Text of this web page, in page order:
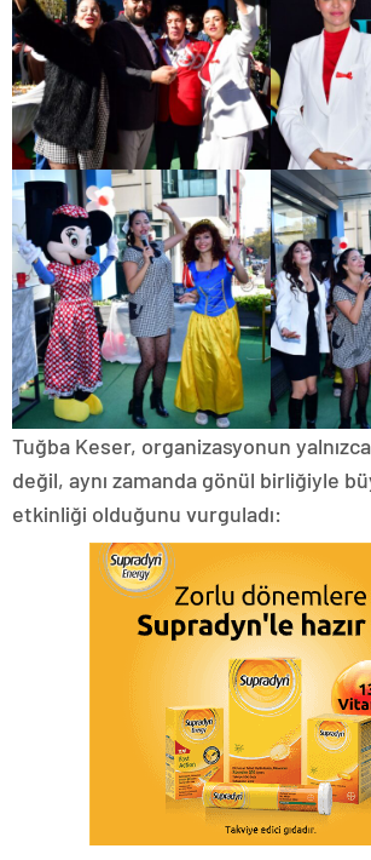
Tuğba Keser, organizasyonun
değil, aynı zamanda gönül birliğiyle
etkinliği olduğunu vurguladı: